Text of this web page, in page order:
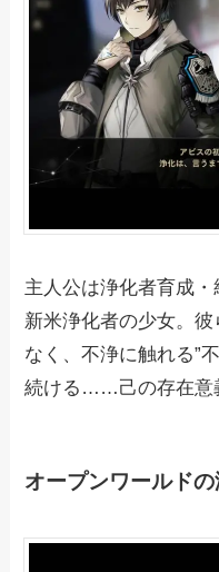
主人公は浄化者育成
新米浄化者の少女。
なく、不浄に触れる”
続ける……己の存在意
オープンワールドの